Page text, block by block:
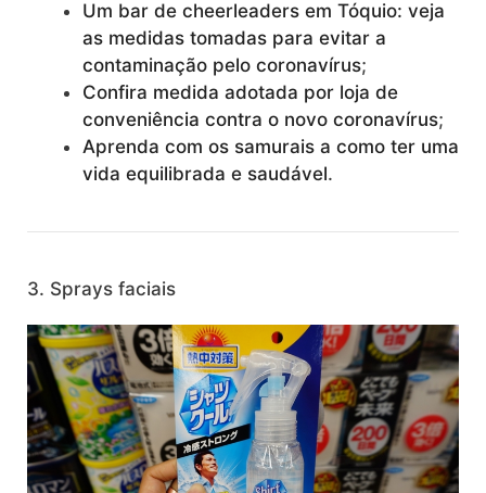
Um bar de cheerleaders em Tóquio: veja
as medidas tomadas para evitar a
contaminação pelo coronavírus;
Confira medida adotada por loja de
conveniência contra o novo coronavírus;
Aprenda com os samurais a como ter uma
vida equilibrada e saudável.
3. Sprays faciais